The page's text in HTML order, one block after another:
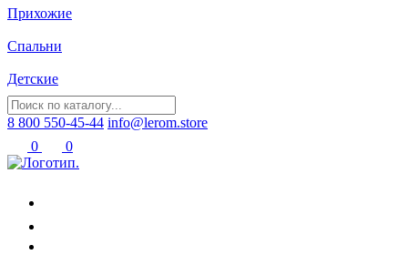
Прихожие
Спальни
Детские
8 800 550-45-44 info@lerom.store
0
0